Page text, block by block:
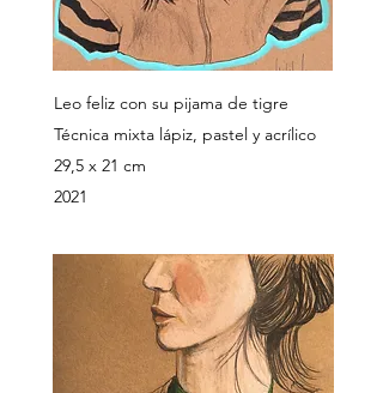
Leo feliz con su pijama de tigre
Técnica mixta lápiz, pastel y acrílico
29,5 x 21 cm
2021